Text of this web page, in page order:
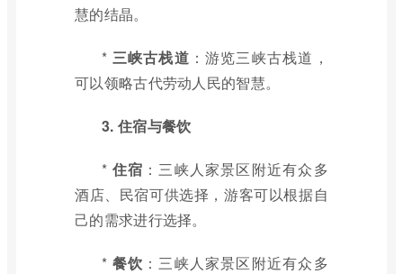
慧的结晶。
* 三峡古栈道 ：游览三峡古栈道，
可以领略古代劳动人民的智慧。
3. 住宿与餐饮
* 住宿 ：三峡人家景区附近有众多
酒店、民宿可供选择，游客可以根据自
己的需求进行选择。
* 餐饮 ：三峡人家景区附近有众多